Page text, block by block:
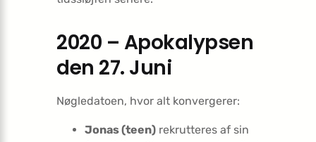
2020 – Apokalypsen
den 27. Juni
Nøgledatoen, hvor alt konvergerer:
Jonas (teen) rekrutteres af sin